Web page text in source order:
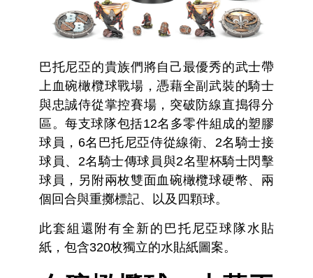
巴托尼亞的貴族們將自己最優秀的武士帶
上血碗橄欖球戰場，憑藉全副武裝的騎士
與忠誠侍從掌控賽場，突破防線直搗得分
區。每支球隊包括12名多零件組成的塑膠
球員，6名巴托尼亞侍從線衛、2名騎士接
球員、2名騎士傳球員與2名聖杯騎士閃擊
球員，另附兩枚雙面血碗橄欖球硬幣、兩
個回合與重擲標記、以及四顆球。
此套組還附有全新的巴托尼亞球隊水貼
紙，包含320枚獨立的水貼紙圖案。